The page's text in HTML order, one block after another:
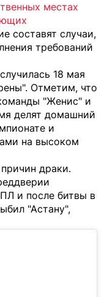
местах
составят случаи,
требований
18 мая
Отметим, что
"Женис" и
делят домашний
и
на высоком
драки.
и после битвы в
"Астану",